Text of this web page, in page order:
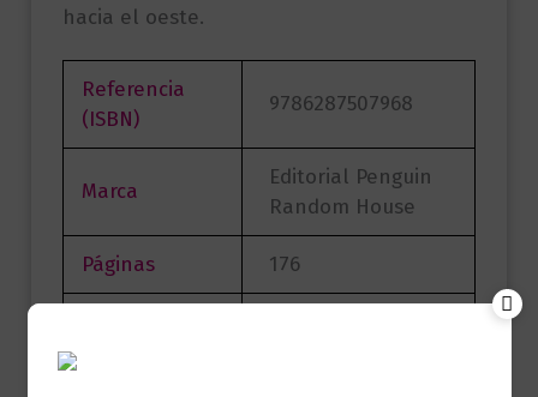
hacia el oeste.
Referencia
(ISBN)
9786287507968
Marca
Editorial Penguin
Random House
Páginas 176